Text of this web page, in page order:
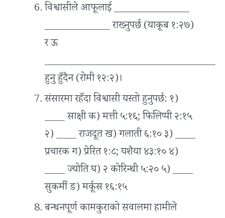
विश्वासीले आफूलाई _______________
_____________ राख्‍नुपर्छ (याकूब १:२७)
र ऊ
__________________________________
हुनु हुँदैन (रोमी १२:२)।
संसारमा रहँदा विश्वासी यस्तो हुनुपर्छ: १)
____ साक्षी क) मत्ती ५:१६; फिलिप्पी २:१५
२) ____ राजदूत ख) गलाती ६:१० ३) ____
प्रचारक ग) प्रेरित १:८; यशैया ४३:१० ४)
____ ज्योति घ) २ कोरिन्थी ५:२० ५) ____
सुकर्मी ङ) मर्कूस १६:१५
बन्धनपूर्ण कामकुराको सवालमा हामीले